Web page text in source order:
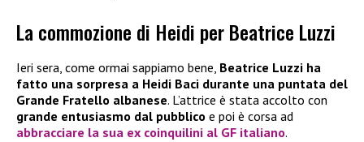
La commozione di Heidi per Beatrice Luzzi
Ieri sera, come ormai sappiamo bene, Beatrice Luzzi ha
fatto una sorpresa a Heidi Baci durante una puntata del
Grande Fratello albanese. L’attrice è stata accolto con
grande entusiasmo dal pubblico e poi è corsa ad
abbracciare la sua ex coinquilini al GF italiano.